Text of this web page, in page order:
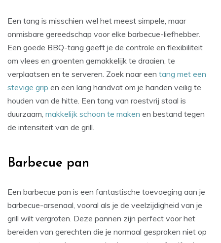
Een tang is misschien wel het meest simpele, maar
onmisbare gereedschap voor elke barbecue-liefhebber.
Een goede BBQ-tang geeft je de controle en flexibiliteit
om vlees en groenten gemakkelijk te draaien, te
verplaatsen en te serveren. Zoek naar een tang met een
stevige grip en een lang handvat om je handen veilig te
houden van de hitte. Een tang van roestvrij staal is
duurzaam, makkelijk schoon te maken en bestand tegen
de intensiteit van de grill.
Barbecue pan
Een barbecue pan is een fantastische toevoeging aan je
barbecue-arsenaal, vooral als je de veelzijdigheid van je
grill wilt vergroten. Deze pannen zijn perfect voor het
bereiden van gerechten die je normaal gesproken niet op